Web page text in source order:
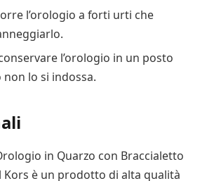
l’orologio a forti urti che
l’orologio in un posto
lo si indossa.
in Quarzo con Braccialetto
Kors è un prodotto di alta qualità